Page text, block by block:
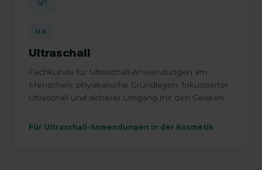
US
Ultraschall
Fachkunde für Ultraschall-Anwendungen am
Menschen: physikalische Grundlagen, fokussierter
Ultraschall und sicherer Umgang mit den Geräten.
Für Ultraschall-Anwendungen in der Kosmetik